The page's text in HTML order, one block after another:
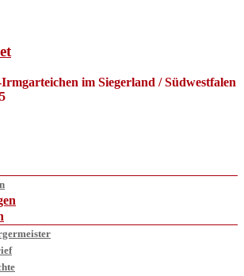
im Siegerland / Südwestfalen